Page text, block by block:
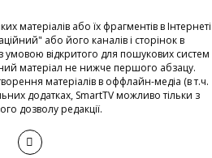
матеріалів або їх фрагментів в Інтернеті
або його каналів і сторінок в
відкритого для пошукових систем
матеріал не нижче першого абзацу.
матеріалів в оффлайн-медіа (в т.ч.
додатках, SmartTV можливо тільки з
дозволу редакції.